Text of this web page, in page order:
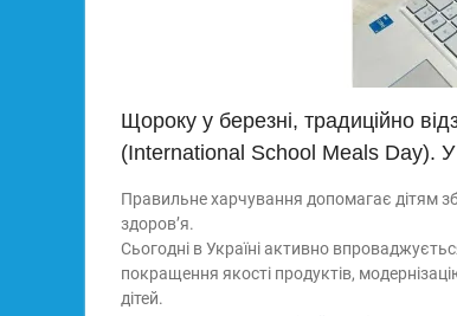
Щороку у березні, традиційно
(International School Meals Day).
Правильне харчування допомагає дітям
здоров’я.
Сьогодні в Україні активно
покращення якості продуктів,
дітей.